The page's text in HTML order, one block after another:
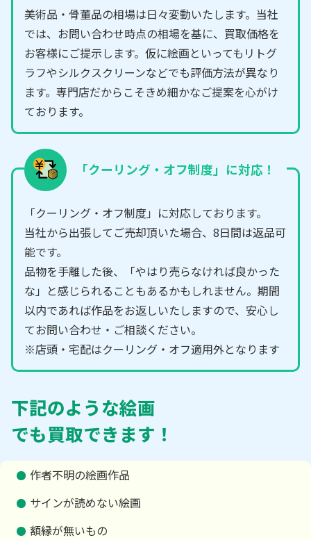
美術品・骨董品の相場は日々変動いたします。当社
では、お問い合わせ時点の相場を基に、買取価格を
お客様にご提示します。仮に絵画といってもリトグ
ラフやシルクスクリーンなどでも評価方法が異なり
ます。専門店だからこそきめ細かなご提案を心がけ
ております。
「クーリング・オフ制度」に対応！
「クーリング・オフ制度」に対応しております。
当社から出張してご売却頂いた場合、8日間は返品可
能です。
品物を手離した後、「やはり売らなければ良かった
な」と感じられることもあるかもしれません。期間
以内であれば作品をお返しいたしますので、安心し
てお問い合わせ・ご相談ください。
※店頭・宅配はクーリング・オフ適用外となります
下記のような絵画
でも買取できます！
作者不明の絵画作品
サインが読めない絵画
額縁が無いもの